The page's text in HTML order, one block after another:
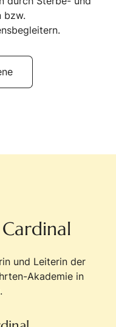
bzw.
und Leiterin der
Akademie in